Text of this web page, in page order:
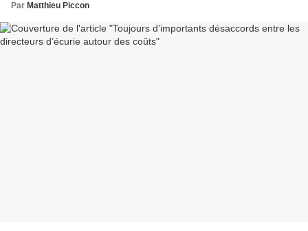
Par Matthieu Piccon